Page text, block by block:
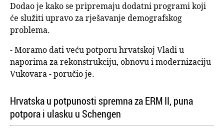
Dodao je kako se pripremaju dodatni programi koji
će služiti upravo za rješavanje demografskog
problema.
- Moramo dati veću potporu hrvatskoj Vladi u
naporima za rekonstrukciju, obnovu i modernizaciju
Vukovara - poručio je.
Hrvatska u potpunosti spremna za ERM II, puna
potpora i ulasku u Schengen